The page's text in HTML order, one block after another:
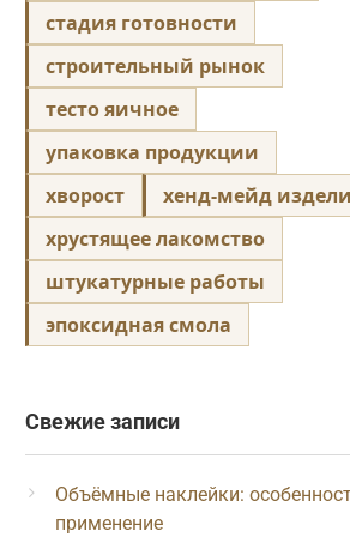
стадия готовности
строительный рынок
тесто яичное
упаковка продукции
хворост
хенд-мейд
хрустящее лакомство
штукатурные работы
эпоксидная смола
Свежие записи
Объёмные наклейки:
применение